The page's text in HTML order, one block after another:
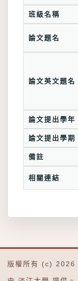
班級名稱
論文題名
論文英文題名
論文提出學年
論文提出學期
備註
相關連結
版權所有 (c) 2026